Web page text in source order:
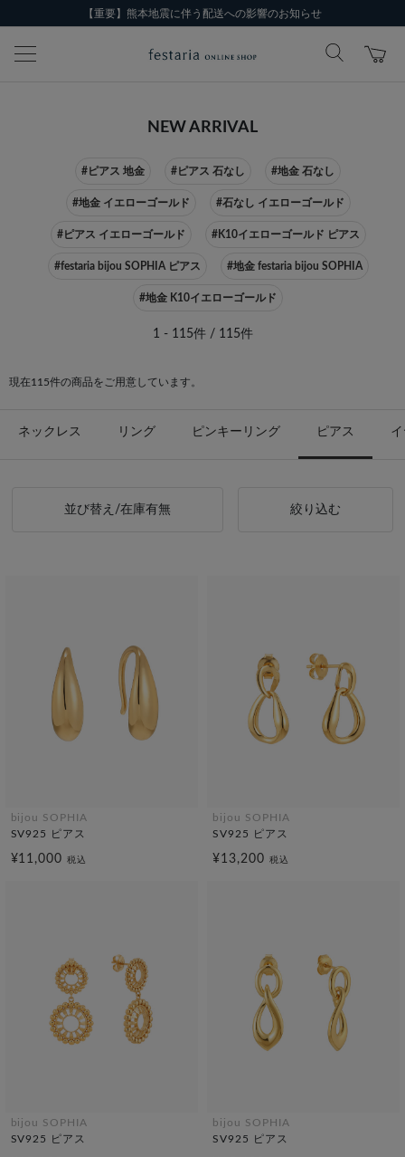
【重要】熊本地震に伴う配送への影響のお知らせ
NEW ARRIVAL
#ピアス 地金 #ピアス 石なし #地金 石なし
#地金 イエローゴールド #石なし イエローゴールド
#ピアス イエローゴールド #K10イエローゴールド ピアス
#festaria bijou SOPHIA ピアス #地金 festaria bijou SOPHIA
#地金 K10イエローゴールド
1 - 115件 / 115件
現在115件の商品をご用意しています。
ネックレス リング ピンキーリング ピアス
並び替え/在庫有無 絞り込む
bijou SOPHIA
SV925 ピアス
¥11,000税込
bijou SOPHIA
SV925 ピアス
¥13,200 税込
bijou SOPHIA
SV925 ピアス
bijou SOPHIA
SV925 ピアス